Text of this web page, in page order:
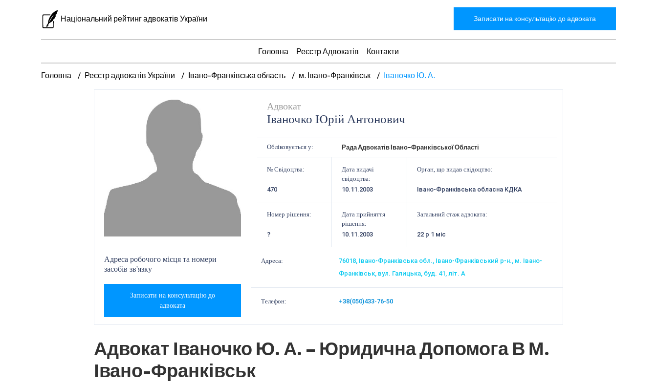
Національний рейтинг адвокатів України Записати на консультацію до адвоката
Головна Реєстр Адвокатів Контакти
Головна Реєстр адвокатів України Івано-Франківська область м. Івано-Франківськ Іваночко Ю. А.
Адвокат
Іваночко Юрій Антонович
Обліковується у: Рада Адвокатів Івано-Франківської Області
№ Свідоцтва:
470
Дата видачі
свідоцтва:
10.11.2003
Орган, що видав свідоцтво:
Івано-Франківська обласна КДКА
Номер рішення:
?
Дата прийняття
рішення:
10.11.2003
Загальний стаж адвоката:
22 р 1 міс
Адреса робочого місця та номери
засобів зв'язку
Записати на консультацію до
адвоката
Адреса:
76018, Івано-Франківська обл., Івано-Франківський р-н., м. Івано-
Франківськ, вул. Галицька, буд. 41, літ. А
Телефон: +38(050)433-76-50
Адвокат Іваночко Ю. А. – Юридична Допомога В М.
Івано-Франківськ